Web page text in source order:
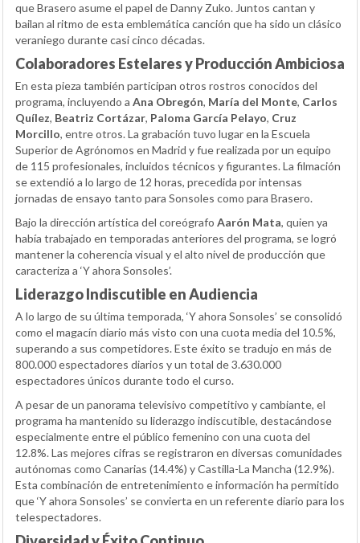
que Brasero asume el papel de Danny Zuko. Juntos cantan y
bailan al ritmo de esta emblemática canción que ha sido un clásico
veraniego durante casi cinco décadas.
Colaboradores Estelares y Producción Ambiciosa
En esta pieza también participan otros rostros conocidos del
programa, incluyendo a Ana Obregón, María del Monte, Carlos
Quílez, Beatriz Cortázar, Paloma García Pelayo, Cruz
Morcillo, entre otros. La grabación tuvo lugar en la Escuela
Superior de Agrónomos en Madrid y fue realizada por un equipo
de 115 profesionales, incluidos técnicos y figurantes. La filmación
se extendió a lo largo de 12 horas, precedida por intensas
jornadas de ensayo tanto para Sonsoles como para Brasero.
Bajo la dirección artística del coreógrafo Aarón Mata, quien ya
había trabajado en temporadas anteriores del programa, se logró
mantener la coherencia visual y el alto nivel de producción que
caracteriza a ‘Y ahora Sonsoles’.
Liderazgo Indiscutible en Audiencia
A lo largo de su última temporada, ‘Y ahora Sonsoles’ se consolidó
como el magacín diario más visto con una cuota media del 10.5%,
superando a sus competidores. Este éxito se tradujo en más de
800.000 espectadores diarios y un total de 3.630.000
espectadores únicos durante todo el curso.
A pesar de un panorama televisivo competitivo y cambiante, el
programa ha mantenido su liderazgo indiscutible, destacándose
especialmente entre el público femenino con una cuota del
12.8%. Las mejores cifras se registraron en diversas comunidades
autónomas como Canarias (14.4%) y Castilla-La Mancha (12.9%).
Esta combinación de entretenimiento e información ha permitido
que ‘Y ahora Sonsoles’ se convierta en un referente diario para los
telespectadores.